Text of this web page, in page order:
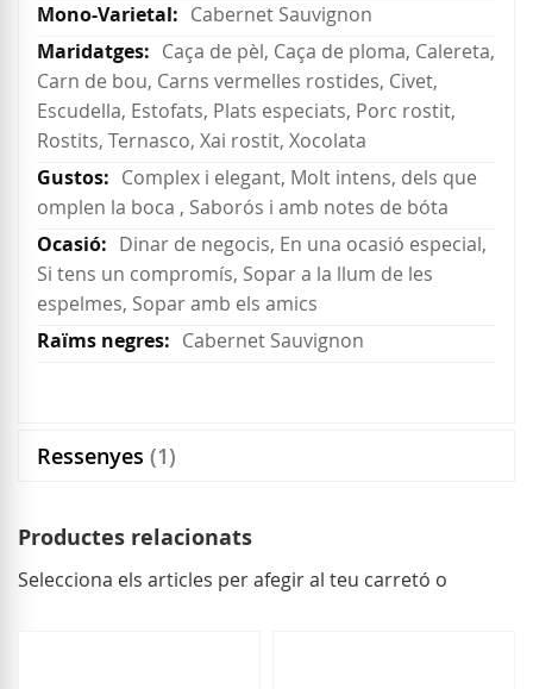
Cabernet Sauvignon
Caça de pèl, Caça de ploma, Calereta,
Carn de bou, Carns vermelles rostides, Civet,
Escudella, Estofats, Plats especiats, Porc rostit,
Rostits, Ternasco, Xai rostit, Xocolata
Complex i elegant, Molt intens, dels que
omplen la boca , Saborós i amb notes de bóta
Dinar de negocis, En una ocasió especial,
Si tens un compromís, Sopar a la llum de les
espelmes, Sopar amb els amics
Cabernet Sauvignon
Ressenyes 1
Productes relacionats
Selecciona els articles per afegir al teu carretó o